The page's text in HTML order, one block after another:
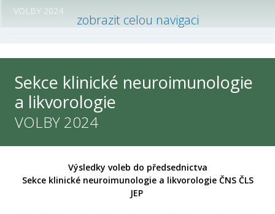
VOLBY 2024
Historie
Zápisy a stanoviska výboru
Sekce klinické neuroimunologie
a likvorologie
VOLBY 2024
Výsledky voleb do předsednictva
Sekce klinické neuroimunologie a likvorologie ČNS ČLS
JEP